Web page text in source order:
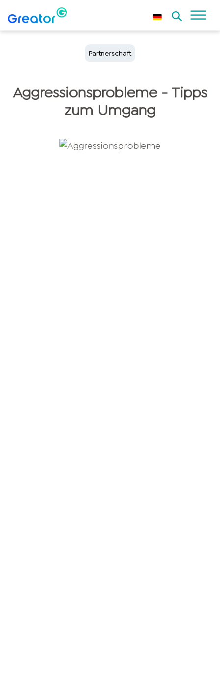
Partnerschaft
Aggressionsprobleme - Tipps
zum Umgang